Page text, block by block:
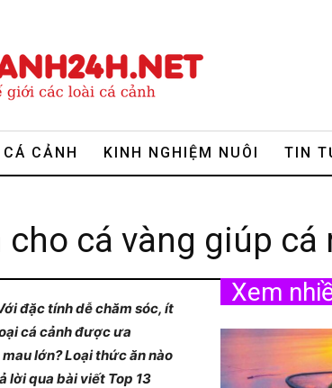
CẢNH KINH NGHIỆM NUÔI TIN
cá vàng giúp cá
đặc tính dễ chăm sóc, ít
cá cảnh được ưa
lớn? Loại thức ăn nào
lời qua bài viết Top 13
Xem